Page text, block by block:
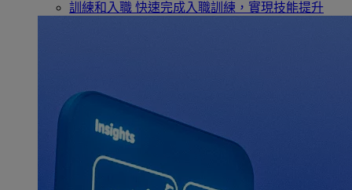
訓練和入職 快速完成入職訓練，實現技能提升